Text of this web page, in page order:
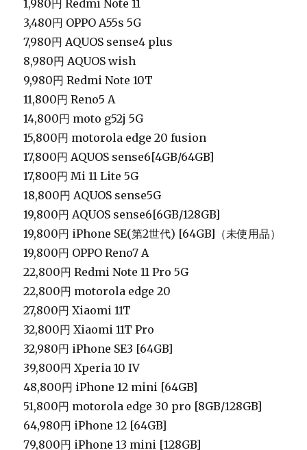
1,980円 Redmi Note 11
3,480円 OPPO A55s 5G
7,980円 AQUOS sense4 plus
8,980円 AQUOS wish
9,980円 Redmi Note 10T
11,800円 Reno5 A
14,800円 moto g52j 5G
15,800円 motorola edge 20 fusion
17,800円 AQUOS sense6[4GB/64GB]
17,800円 Mi 11 Lite 5G
18,800円 AQUOS sense5G
19,800円 AQUOS sense6[6GB/128GB]
19,800円 iPhone SE(第2世代) [64GB]（未使用品）
19,800円 OPPO Reno7 A
22,800円 Redmi Note 11 Pro 5G
22,800円 motorola edge 20
27,800円 Xiaomi 11T
32,800円 Xiaomi 11T Pro
32,980円 iPhone SE3 [64GB]
39,800円 Xperia 10 IV
48,800円 iPhone 12 mini [64GB]
51,800円 motorola edge 30 pro [8GB/128GB]
64,980円 iPhone 12 [64GB]
79,800円 iPhone 13 mini [128GB]